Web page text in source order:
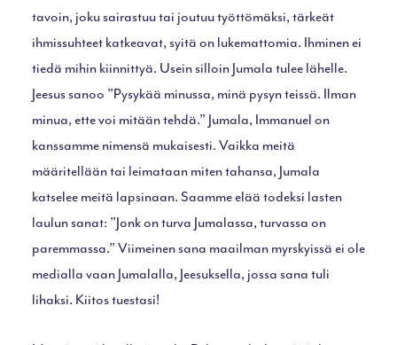
tavoin, joku sairastuu tai joutuu työttömäksi, tärkeät
ihmissuhteet katkeavat, syitä on lukemattomia. Ihminen ei
tiedä mihin kiinnittyä. Usein silloin Jumala tulee lähelle.
Jeesus sanoo ”Pysykää minussa, minä pysyn teissä. Ilman
minua, ette voi mitään tehdä.” Jumala, Immanuel on
kanssamme nimensä mukaisesti. Vaikka meitä
määritellään tai leimataan miten tahansa, Jumala
katselee meitä lapsinaan. Saamme elää todeksi lasten
laulun sanat: ”Jonk on turva Jumalassa, turvassa on
paremmassa.” Viimeinen sana maailman myrskyissä ei ole
medialla vaan Jumalalla, Jeesuksella, jossa sana tuli
lihaksi. Kiitos tuestasi!